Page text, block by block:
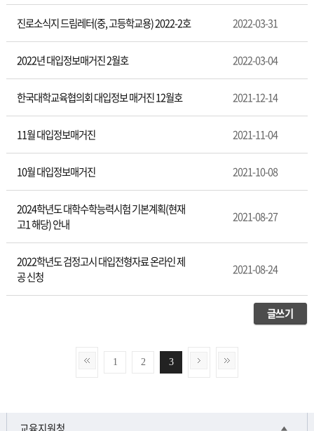
진로소식지 드림레터(중, 고등학교용) 2022-2호 2022-03-31
2022년 대입정보매거진 2월호 2022-03-04
한국대학교육협의회 대입정보 매거진 12월호 2021-12-14
11월 대입정보매거진 2021-11-04
10월 대입정보매거진 2021-10-08
2024학년도 대학수학능력시험 기본계획(현재
고1 해당) 안내
2021-08-27
2022학년도 검정고시 대입전형자료 온라인 제
공 신청
2021-08-24
글쓰기
1 2 3